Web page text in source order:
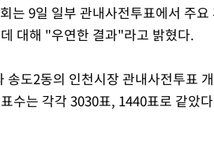
는 9일 일부 관내사전투표에서 주요
대해 "우연한 결과"라고 밝혔다.
도2동의 인천시장 관내사전투표
수는 각각 3030표, 1440표로 같았